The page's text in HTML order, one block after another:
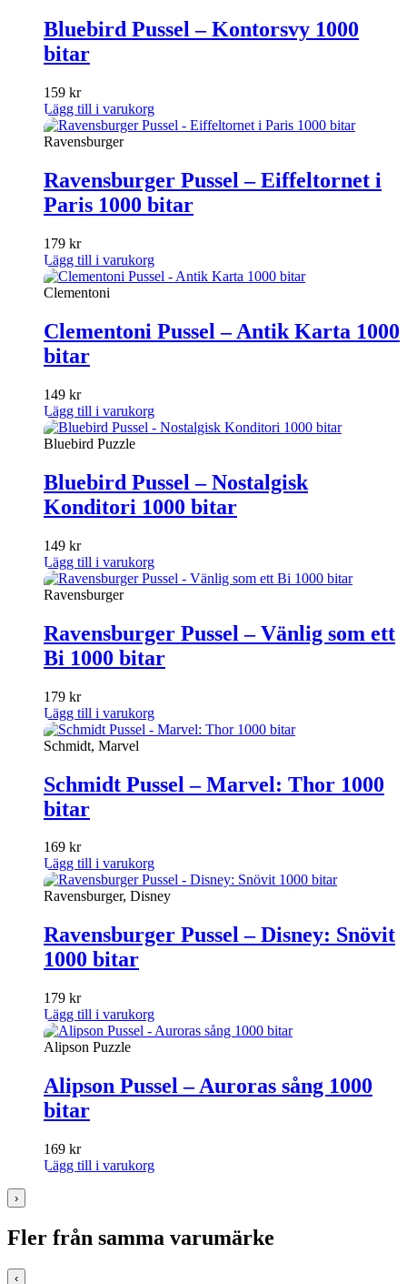
Bluebird Pussel – Kontorsvy 1000
bitar
159 kr
Lägg till i varukorg
Ravensburger
Ravensburger Pussel – Eiffeltornet i
Paris 1000 bitar
179 kr
Lägg till i varukorg
Clementoni
Clementoni Pussel – Antik Karta 1000
bitar
149 kr
Lägg till i varukorg
Bluebird Puzzle
Bluebird Pussel – Nostalgisk
Konditori 1000 bitar
149 kr
Lägg till i varukorg
Ravensburger
Ravensburger Pussel – Vänlig som ett
Bi 1000 bitar
179 kr
Lägg till i varukorg
Schmidt, Marvel
Schmidt Pussel – Marvel: Thor 1000
bitar
169 kr
Lägg till i varukorg
Ravensburger, Disney
Ravensburger Pussel – Disney: Snövit
1000 bitar
179 kr
Lägg till i varukorg
Alipson Puzzle
Alipson Pussel – Auroras sång 1000
bitar
169 kr
Lägg till i varukorg
›
Fler från samma varumärke
‹